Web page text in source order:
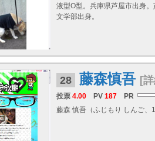
液型O型。兵庫県芦屋市出身
文学部出身。
28 藤森慎吾 [
投票 4.00 PV 187
PR
藤森 慎吾（ふじもり しんご、